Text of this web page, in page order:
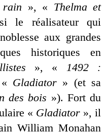
rain », « Thelma et
le réalisateur qui
aux grandes
historiques en
», « 1492 :
Gladiator » (et sa
des bois »). Fort du
« Gladiator », il
William Monahan